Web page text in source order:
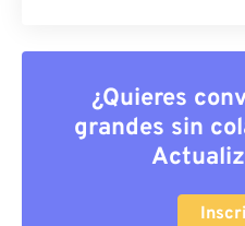
¿Quieres
grandes sin